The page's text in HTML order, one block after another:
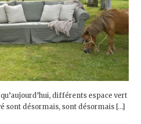
différents espace vert
sont désormais, sont désormais […]